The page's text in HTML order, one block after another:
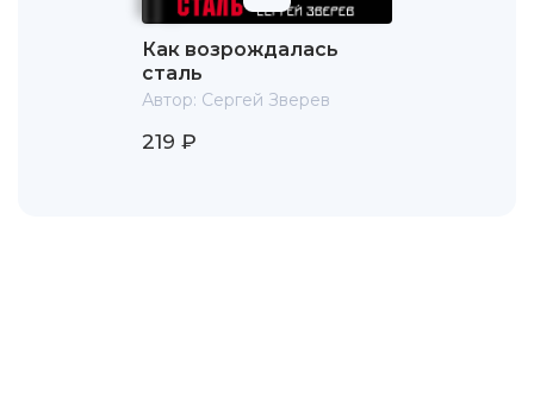
Как возрождалась
сталь
Автор: Сергей Зверев
219 ₽